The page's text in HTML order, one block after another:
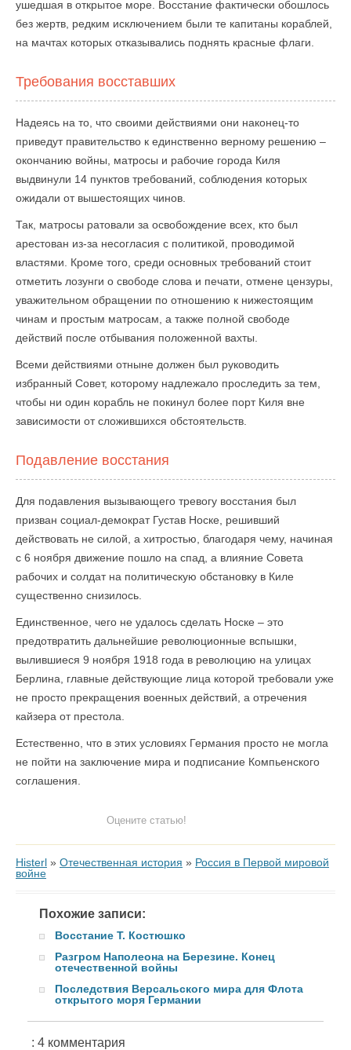
ушедшая в открытое море. Восстание фактически обошлось
без жертв, редким исключением были те капитаны кораблей,
на мачтах которых отказывались поднять красные флаги.
Требования восставших
Надеясь на то, что своими действиями они наконец-то
приведут правительство к единственно верному решению –
окончанию войны, матросы и рабочие города Киля
выдвинули 14 пунктов требований, соблюдения которых
ожидали от вышестоящих чинов.
Так, матросы ратовали за освобождение всех, кто был
арестован из-за несогласия с политикой, проводимой
властями. Кроме того, среди основных требований стоит
отметить лозунги о свободе слова и печати, отмене цензуры,
уважительном обращении по отношению к нижестоящим
чинам и простым матросам, а также полной свободе
действий после отбывания положенной вахты.
Всеми действиями отныне должен был руководить
избранный Совет, которому надлежало проследить за тем,
чтобы ни один корабль не покинул более порт Киля вне
зависимости от сложившихся обстоятельств.
Подавление восстания
Для подавления вызывающего тревогу восстания был
призван социал-демократ Густав Носке, решивший
действовать не силой, а хитростью, благодаря чему, начиная
с 6 ноября движение пошло на спад, а влияние Совета
рабочих и солдат на политическую обстановку в Киле
существенно снизилось.
Единственное, чего не удалось сделать Носке – это
предотвратить дальнейшие революционные вспышки,
вылившиеся 9 ноября 1918 года в революцию на улицах
Берлина, главные действующие лица которой требовали уже
не просто прекращения военных действий, а отречения
кайзера от престола.
Естественно, что в этих условиях Германия просто не могла
не пойти на заключение мира и подписание Компьенского
соглашения.
Оцените статью!
Histerl » Отечественная история » Россия в Первой мировой
войне
Похожие записи:
Восстание Т. Костюшко
Разгром Наполеона на Березине. Конец
отечественной войны
Последствия Версальского мира для Флота
открытого моря Германии
: 4 комментария